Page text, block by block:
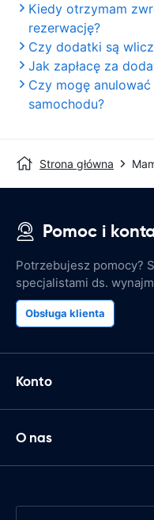
Kiedy otrzymam
rezerwację?
Czy dodatki są
Jak zapłacę za
Czy mogę
samochodu?
Strona główna
Pomoc i
Potrzebujesz pomocy?
specjalistami ds.
Obsługa klienta
Konto
O nas